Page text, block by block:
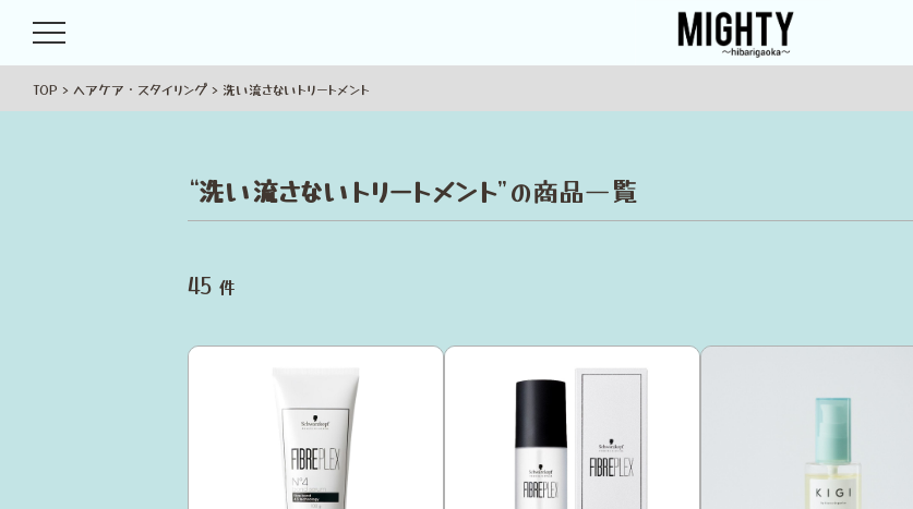
TOP ヘアケア・スタイリング 洗い流さないトリートメント
“洗い流さないトリートメント”の商品一覧
45 件